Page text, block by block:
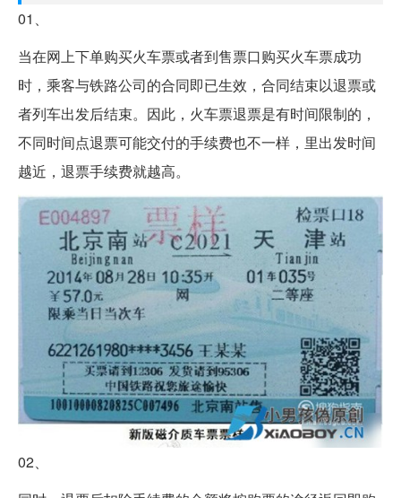
01、
当在网上下单购买火车票或者到售票口购买火车票成功
时，乘客与铁路公司的合同即已生效，合同结束以退票或
者列车出发后结束。因此，火车票退票是有时间限制的，
不同时间点退票可能交付的手续费也不一样，里出发时间
越近，退票手续费就越高。
02、